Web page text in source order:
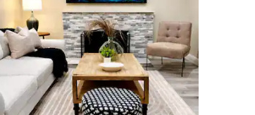
média de 5, 62 avaliações